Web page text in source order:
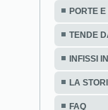
PORTE E
TENDE
INFISSI
LA
FAQ